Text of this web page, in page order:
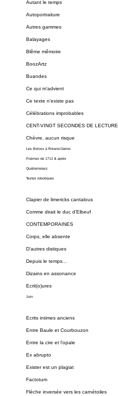
Autant le temps
Autoportraiture
Autres gammes
Balayages
Blême mêmoire
BoozArtz
Buandes
Ce qui m'advient
Ce texte n'existe pas
Célébrations improbables
CENT-VINGT SECONDES DE LECTURE
Chèvre, aucun risque
Les Boloss à Roland-Garros
Poèmes de 1712 & après
Quatramways
Textes robotiques
Clapier de limericks cantalous
Comme dirait le duc d'Elbeuf
CONTEMPORAINES
Corps, elle absente
D'autres distiques
Depuis le temps...
Dizains en assonance
Ecrit(o)ures
Juin
Ecrits intimes anciens
Entre Baule et Courbouzon
Entre la cire et l'opale
Ex abrupto
Exister est un plagiat
Factotum
Flèche inversée vers les carnétoiles